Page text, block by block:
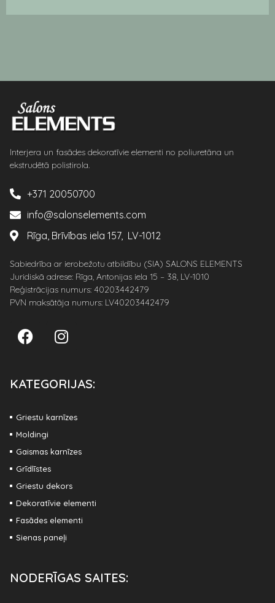
Interjera un fasādes dekoratīvie elementi no poliuretāna un
ekstrudētā polistirola.
+371 20050700
info@salonselements.com
Rīga, Brīvības iela 157, LV-1012
Sabiedrība ar ierobežotu atbildību (SIA) SALONS ELEMENTS
Juridiskā adrese: Rīga, Antonijas iela 15 – 38, LV-1010
Reģistrācijas numurs: 40203442479
PVN maksātāja numurs: LV40203442479
KATEGORIJAS:
Griestu karnīzes
Moldingi
Gaismas karnīzes
Grīdlīstes
Griestu dekors
Dekoratīvie elementi
Fasādes elementi
Sienas paneļi
NODERĪGAS SAITES: